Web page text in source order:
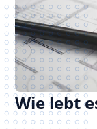
Wie lebt